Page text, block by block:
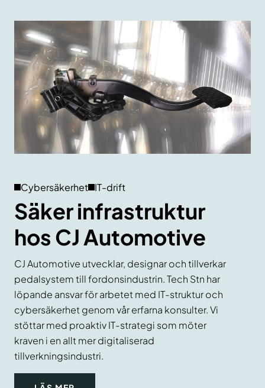
Cybersäkerhet IT-drift
Säker infrastruktur
hos CJ Automotive
CJ Automotive utvecklar, designar och tillverkar
pedalsystem till fordonsindustrin. Tech Stn har
löpande ansvar för arbetet med IT-struktur och
cybersäkerhet genom vår erfarna konsulter. Vi
stöttar med proaktiv IT-strategi som möter
kraven i en allt mer digitaliserad
tillverkningsindustri.